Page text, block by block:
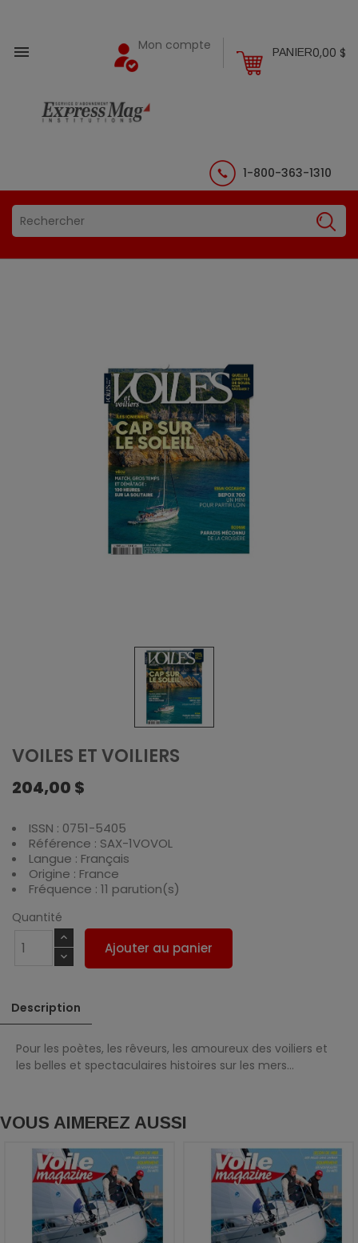
 PANIER0,00 $
Mon compte
1-800-363-1310
VOILES ET VOILIERS
204,00 $
ISSN : 0751-5405
Référence : SAX-1VOVOL
Langue : Français
Origine : France
Fréquence : 11 parution(s)
Quantité
Ajouter au panier
Description
Pour les poètes, les rêveurs, les amoureux des voiliers et
les belles et spectaculaires histoires sur les mers...
VOUS AIMEREZ AUSSI